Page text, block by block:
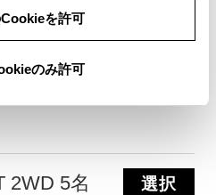
を許可
のみ許可
2WD 5名 選択